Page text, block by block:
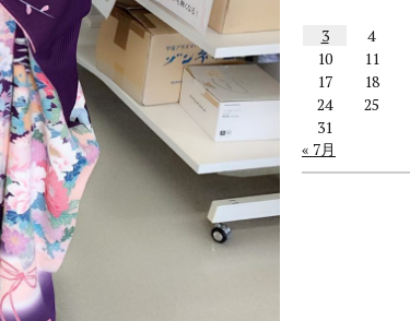
3
4
10
11
17
18
24
25
31
« 7月